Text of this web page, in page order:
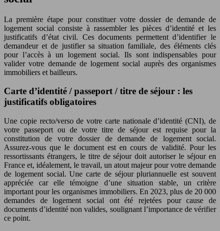
La première étape pour constituer votre dossier de demande de
logement social consiste à rassembler les pièces d’identité et les
justificatifs d’état civil. Ces documents permettent d’identifier le
demandeur et de justifier sa situation familiale, des éléments clés
pour l’accès à un logement social. Ils sont indispensables pour
valider votre demande de logement social auprès des organismes
immobiliers et bailleurs.
Carte d’identité / passeport / titre de séjour : les
justificatifs obligatoires
Une copie recto/verso de votre carte nationale d’identité (CNI), de
votre passeport ou de votre titre de séjour est requise pour la
constitution de votre dossier de demande de logement social.
Assurez-vous que le document est en cours de validité. Pour les
ressortissants étrangers, le titre de séjour doit autoriser le séjour en
France et, idéalement, le travail, un atout majeur pour votre demande
de logement social. Une carte de séjour pluriannuelle est souvent
appréciée car elle témoigne d’une situation stable, un critère
important pour les organismes immobiliers. En 2023, plus de 20 000
demandes de logement social ont été rejetées pour cause de
documents d’identité non valides, soulignant l’importance de vérifier
ce point.